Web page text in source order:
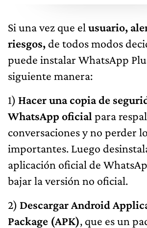
Si una vez que el usuario,
riesgos, de todos modos
puede instalar WhatsApp
siguiente manera:
1) Hacer una copia de
WhatsApp oficial para
conversaciones y no perder
importantes. Luego
aplicación oficial de
bajar la versión no oficial.
2) Descargar Android
Package (APK), que es un